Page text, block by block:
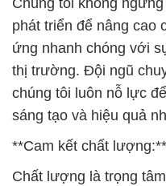
Chúng tôi không
phát triển để nâng cao
ứng nhanh chóng với
thị trường. Đội ngũ
chúng tôi luôn nỗ lực
sáng tạo và hiệu quả
**Cam kết chất lượng:**
Chất lượng là trọng